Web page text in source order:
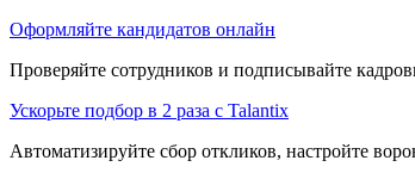
Оформляйте кандидатов онлайн
Проверяйте сотрудников и подписывайте
Ускорьте подбор в 2 раза с Talantix
Автоматизируйте сбор откликов, настройте